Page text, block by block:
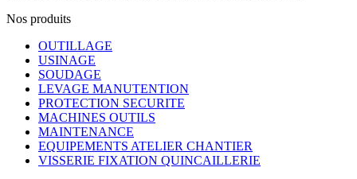
Nos produits
OUTILLAGE
USINAGE
SOUDAGE
LEVAGE MANUTENTION
PROTECTION SECURITE
MACHINES OUTILS
MAINTENANCE
EQUIPEMENTS ATELIER CHANTIER
VISSERIE FIXATION QUINCAILLERIE